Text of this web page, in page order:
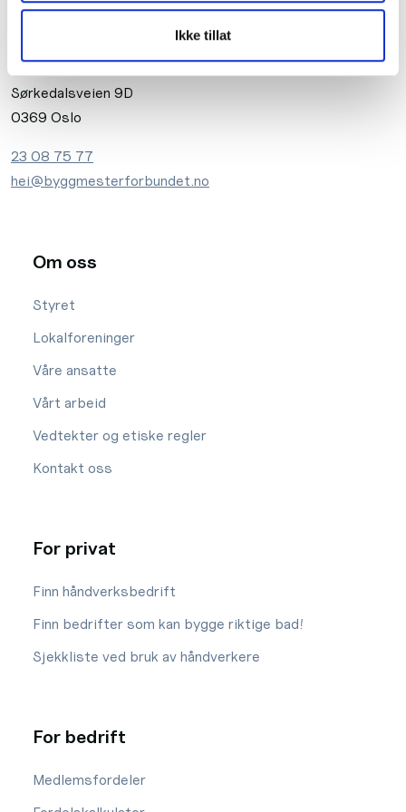
Ikke tillat
Sørkedalsveien 9D
0369 Oslo
23 08 75 77
hei@byggmesterforbundet.no
Om oss
Styret
Lokalforeninger
Våre ansatte
Vårt arbeid
Vedtekter og etiske regler
Kontakt oss
For privat
Finn håndverksbedrift
Finn bedrifter som kan bygge riktige bad!
Sjekkliste ved bruk av håndverkere
For bedrift
Medlemsfordeler